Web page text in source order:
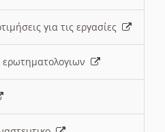
για τις εργασίες
ερωτηματολογιων